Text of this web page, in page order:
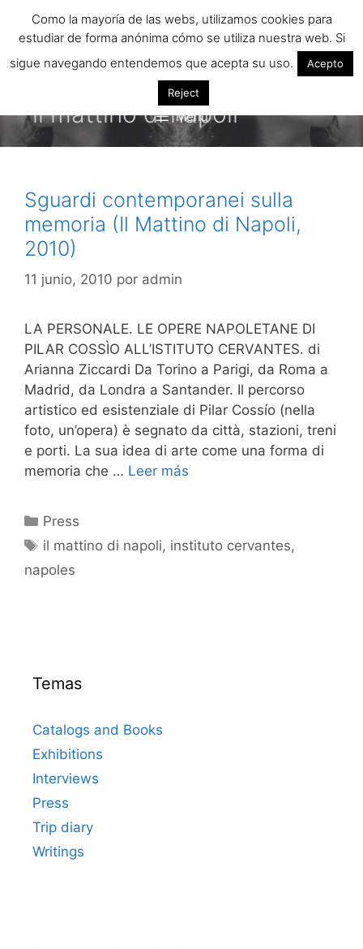
Menú
il mattino di napoli
Sguardi contemporanei sulla
memoria (Il Mattino di Napoli,
2010)
11 junio, 2010 por admin
LA PERSONALE. LE OPERE NAPOLETANE DI
PILAR COSSÌO ALL’ISTITUTO CERVANTES. di
Arianna Ziccardi Da Torino a Parigi, da Roma a
Madrid, da Londra a Santander. Il percorso
artistico ed esistenziale di Pilar Cossío (nella
foto, un’opera) è segnato da città, stazioni, treni
e porti. La sua idea di arte come una forma di
memoria che … Leer más
Categorías
Press
Etiquetas
il mattino di napoli, instituto cervantes,
napoles
Temas
Catalogs and Books
Exhibitions
Interviews
Press
Trip diary
Writings
Como la mayoría de las webs, utilizamos cookies para
estudiar de forma anónima cómo se utiliza nuestra web. Si
sigue navegando entendemos que acepta su uso.
Acepto
Reject